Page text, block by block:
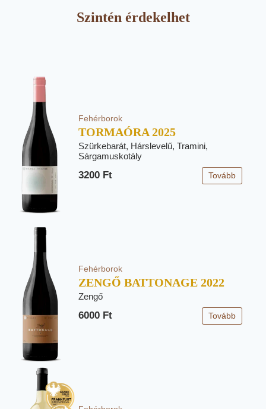
Szintén érdekelhet
Fehérborok
TORMAÓRA 2025
Szürkebarát, Hárslevelű, Tramini,
Sárgamuskotály
3200 Ft Tovább
Fehérborok
ZENGŐ BATTONAGE 2022
Zengő
6000 Ft Tovább